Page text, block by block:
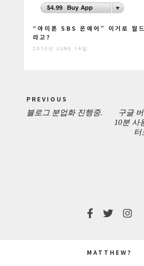
“아이폰 SBS 온에어” 이거로 월
라고?
2010년 JUNE 14일
navigation
PREVIOUS
PREVIOUS
블로그 분업화 진행중.
구글
10분 사
터
MATTHEW?